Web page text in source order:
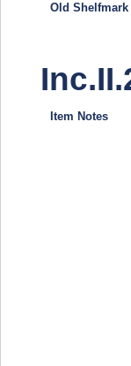
Old Shelfmark
Item Notes